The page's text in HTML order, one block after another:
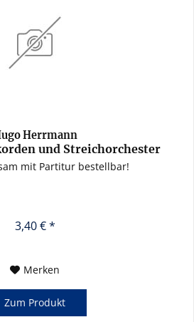
Herrmann
und Streichorchester
(Pauken)
mit Partitur bestellbar!
3,40 € *
Merken
Zum Produkt